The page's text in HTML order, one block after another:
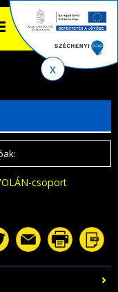
EN HU
űrlap
csoport